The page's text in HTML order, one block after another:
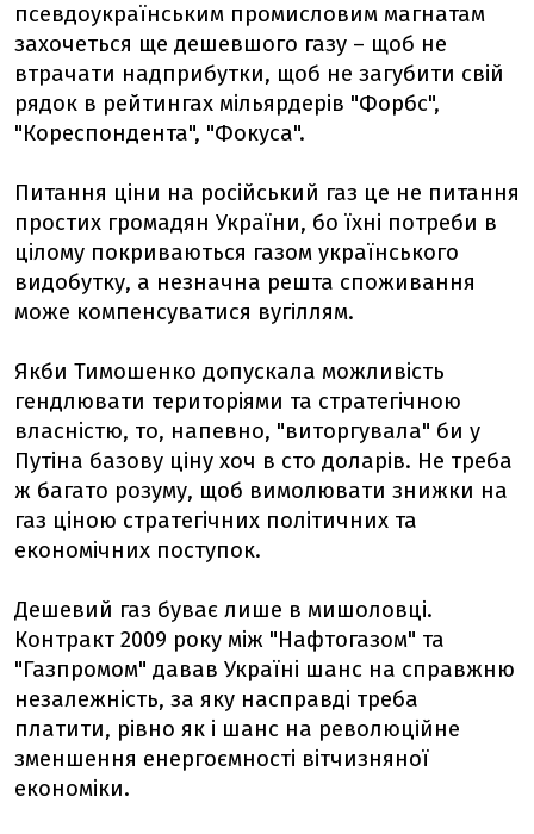
псевдоукраїнським промисловим магнатам
захочеться ще дешевшого газу – щоб не
втрачати надприбутки, щоб не загубити свій
рядок в рейтингах мільярдерів "Форбс",
"Кореспондента", "Фокуса".
Питання ціни на російський газ це не питання
простих громадян України, бо їхні потреби в
цілому покриваються газом українського
видобутку, а незначна решта споживання
може компенсуватися вугіллям.
Якби Тимошенко допускала можливість
гендлювати територіями та стратегічною
власністю, то, напевно, "виторгувала" би у
Путіна базову ціну хоч в сто доларів. Не треба
ж багато розуму, щоб вимолювати знижки на
газ ціною стратегічних політичних та
економічних поступок.
Дешевий газ буває лише в мишоловці.
Контракт 2009 року між "Нафтогазом" та
"Газпромом" давав Україні шанс на справжню
незалежність, за яку насправді треба
платити, рівно як і шанс на революційне
зменшення енергоємності вітчизняної
економіки.